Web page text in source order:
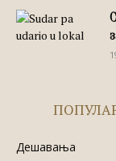
Дешавања